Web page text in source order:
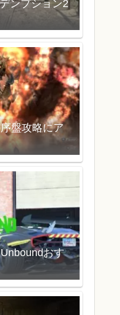
ンプション2
盤攻略にア
おす